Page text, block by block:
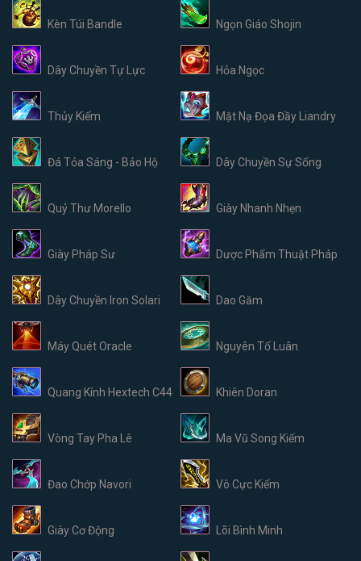
Kèn Túi Bandle Ngọn Giáo Shojin
Dây Chuyền Tự Lực Hỏa Ngọc
Thủy Kiếm Mặt Nạ Đọa Đầy Liandry
Đá Tỏa Sáng - Bảo Hộ Dây Chuyền Sự Sống
Quỷ Thư Morello Giày Nhanh Nhẹn
Giày Pháp Sư Dược Phẩm Thuật Pháp
Dây Chuyền Iron Solari Dao Găm
Máy Quét Oracle Nguyên Tố Luân
Quang Kính Hextech C44 Khiên Doran
Vòng Tay Pha Lê Ma Vũ Song Kiếm
Đao Chớp Navori Vô Cực Kiếm
Giày Cơ Động Lõi Bình Minh